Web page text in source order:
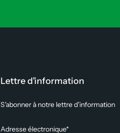
Lettre d'information
S'abonner à notre lettre d'information
Adresse électronique*